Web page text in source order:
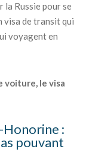
la Russie pour se
visa de transit qui
voyagent en
voiture, le visa
Honorine :
pouvant